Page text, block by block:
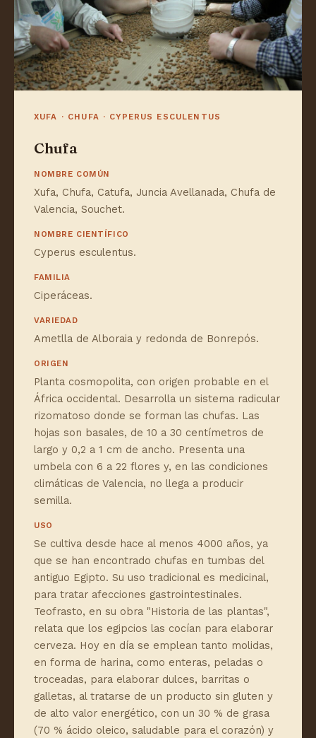
XUFA · CHUFA · CYPERUS ESCULENTUS
Chufa
NOMBRE COMÚN
Xufa, Chufa, Catufa, Juncia Avellanada, Chufa de
Valencia, Souchet.
NOMBRE CIENTÍFICO
Cyperus esculentus.
FAMILIA
Ciperáceas.
VARIEDAD
Ametlla de Alboraia y redonda de Bonrepós.
ORIGEN
Planta cosmopolita, con origen probable en el
África occidental. Desarrolla un sistema radicular
rizomatoso donde se forman las chufas. Las
hojas son basales, de 10 a 30 centímetros de
largo y 0,2 a 1 cm de ancho. Presenta una
umbela con 6 a 22 flores y, en las condiciones
climáticas de Valencia, no llega a producir
semilla.
USO
Se cultiva desde hace al menos 4000 años, ya
que se han encontrado chufas en tumbas del
antiguo Egipto. Su uso tradicional es medicinal,
para tratar afecciones gastrointestinales.
Teofrasto, en su obra "Historia de las plantas",
relata que los egipcios las cocían para elaborar
cerveza. Hoy en día se emplean tanto molidas,
en forma de harina, como enteras, peladas o
troceadas, para elaborar dulces, barritas o
galletas, al tratarse de un producto sin gluten y
de alto valor energético, con un 30 % de grasa
(70 % ácido oleico, saludable para el corazón) y